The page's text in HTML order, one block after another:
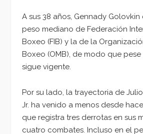
A sus 38 años, Gennady
peso mediano de Federación
Boxeo (FIB) y la de la
Boxeo (OMB), de modo que
sigue vigente.
Por su lado, la trayectoria de
Jr. ha venido a menos desde
que registra tres derrotas en sus
cuatro combates. Incluso en el